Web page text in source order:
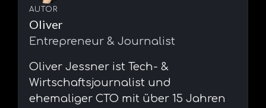
AUTOR
Oliver
Entrepreneur & Journalist
⁠Oliver Jessner ist Tech- &
Wirtschaftsjournalist und
ehemaliger CTO mit über 15 Jahren